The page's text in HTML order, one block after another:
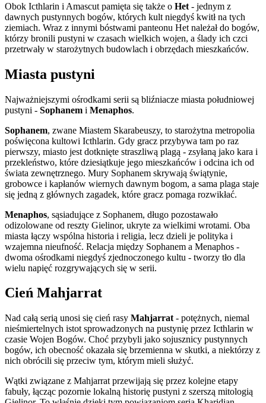
Obok Icthlarin i Amascut pamięta się także o Het - jednym z
dawnych pustynnych bogów, których kult niegdyś kwitł na tych
ziemiach. Wraz z innymi bóstwami panteonu Het należał do bogów,
którzy bronili pustyni w czasach wielkich wojen, a ślady ich czci
przetrwały w starożytnych budowlach i obrzędach mieszkańców.
Miasta pustyni
Najważniejszymi ośrodkami serii są bliźniacze miasta południowej
pustyni - Sophanem i Menaphos.
Sophanem, zwane Miastem Skarabeuszy, to starożytna metropolia
poświęcona kultowi Icthlarin. Gdy gracz przybywa tam po raz
pierwszy, miasto jest dotknięte straszliwą plagą - zsyłaną jako kara i
przekleństwo, które dziesiątkuje jego mieszkańców i odcina ich od
świata zewnętrznego. Mury Sophanem skrywają świątynie,
grobowce i kapłanów wiernych dawnym bogom, a sama plaga staje
się jedną z głównych zagadek, które gracz pomaga rozwikłać.
Menaphos, sąsiadujące z Sophanem, długo pozostawało
odizolowane od reszty Gielinor, ukryte za wielkimi wrotami. Oba
miasta łączy wspólna historia i religia, lecz dzieli je polityka i
wzajemna nieufność. Relacja między Sophanem a Menaphos -
dwoma ośrodkami niegdyś zjednoczonego kultu - tworzy tło dla
wielu napięć rozgrywających się w serii.
Cień Mahjarrat
Nad całą serią unosi się cień rasy Mahjarrat - potężnych, niemal
nieśmiertelnych istot sprowadzonych na pustynię przez Icthlarin w
czasie Wojen Bogów. Choć przybyli jako sojusznicy pustynnych
bogów, ich obecność okazała się brzemienna w skutki, a niektórzy z
nich obrócili się przeciw tym, którym mieli służyć.
Wątki związane z Mahjarrat przewijają się przez kolejne etapy
fabuły, łącząc pozornie lokalną historię pustyni z szerszą mitologią